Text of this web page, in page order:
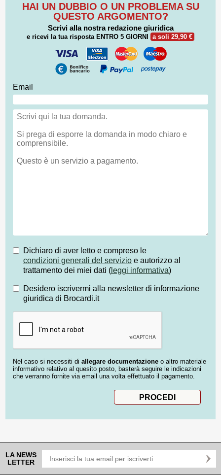
HAI UN DUBBIO O UN PROBLEMA SU
QUESTO ARGOMENTO?
Scrivi alla nostra redazione giuridica
e ricevi la tua risposta ENTRO 5 GIORNI a soli 29,90 €
Email
Dichiaro di aver letto e compreso le
condizioni generali del servizio e autorizzo al
trattamento dei miei dati ( leggi informativa)
Desidero iscrivermi alla newsletter di informazione
giuridica di Brocardi.it
Nel caso si necessiti di allegare documentazione o altro materiale
informativo relativo al quesito posto, basterà seguire le indicazioni
che verranno fornite via email una volta effettuato il pagamento.
LA NEWS
LETTER